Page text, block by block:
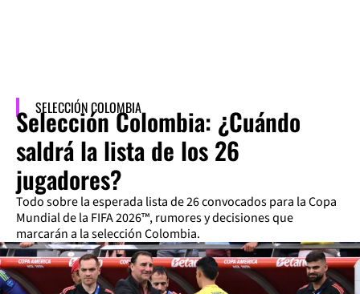
SELECCIÓN COLOMBIA
Selección Colombia: ¿Cuándo
saldrá la lista de los 26
jugadores?
Todo sobre la esperada lista de 26 convocados para la Copa
Mundial de la FIFA 2026™, rumores y decisiones que
marcarán a la selección Colombia.